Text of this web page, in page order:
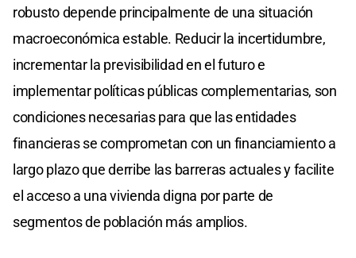
robusto depende principalmente de una situación
macroeconómica estable. Reducir la incertidumbre,
incrementar la previsibilidad en el futuro e
implementar políticas públicas complementarias, son
condiciones necesarias para que las entidades
financieras se comprometan con un financiamiento a
largo plazo que derribe las barreras actuales y facilite
el acceso a una vivienda digna por parte de
segmentos de población más amplios.